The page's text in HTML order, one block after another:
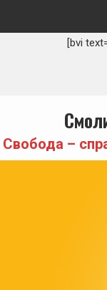
[bvi
content
Свобода –